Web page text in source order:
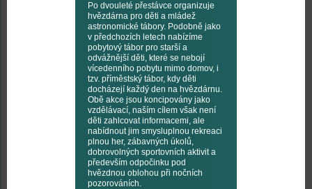
Po dvouleté přestávce organizuje
hvězdárna pro děti a mládež
astronomické tábory. Podobně jako
v předchozích letech nabízíme
pobytový tábor pro starší a
odvážnější děti, které se nebojí
vícedenního pobytu mimo domov, i
tzv. příměstský tábor, kdy děti
docházejí každý den na hvězdárnu.
Obě akce jsou koncipovány jako
vzdělávací, naším cílem však není
děti zahlcovat informacemi, ale
nabídnout jim smysluplnou rekreaci
plnou her, zábavných úkolů,
dobrovolných sportovních aktivit a
především odpočinku pod
hvězdnou oblohou při nočních
pozorováních.